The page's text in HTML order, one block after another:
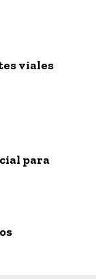
viales
para